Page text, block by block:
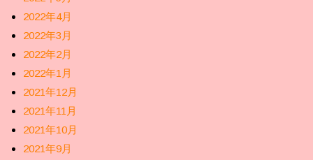
2022年4月
2022年3月
2022年2月
2022年1月
2021年12月
2021年11月
2021年10月
2021年9月